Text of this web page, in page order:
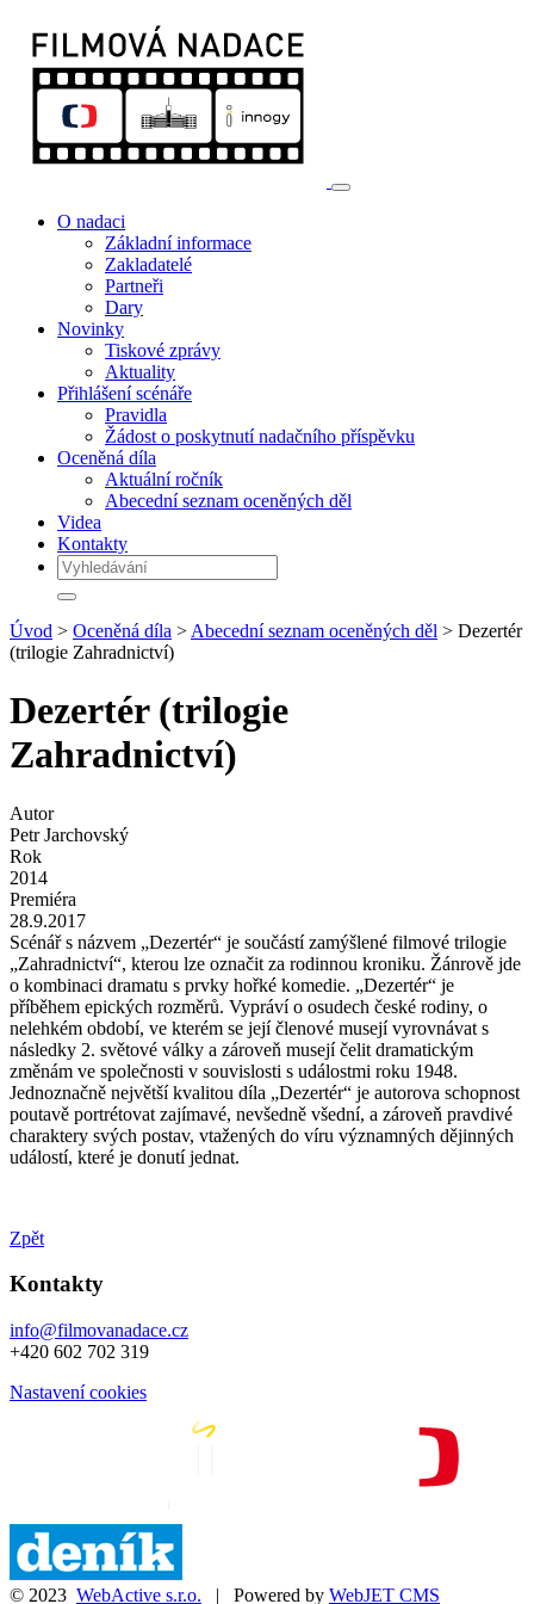
O nadaci
Základní informace
Zakladatelé
Partneři
Dary
Novinky
Tiskové zprávy
Aktuality
Přihlášení scénáře
Pravidla
Žádost o poskytnutí nadačního příspěvku
Oceněná díla
Aktuální ročník
Abecední seznam oceněných děl
Videa
Kontakty
Úvod > Oceněná díla > Abecední seznam oceněných děl > Dezertér
(trilogie Zahradnictví)
Dezertér (trilogie
Zahradnictví)
Autor
Petr Jarchovský
Rok
2014
Premiéra
28.9.2017
Scénář s názvem „Dezertér“ je součástí zamýšlené filmové trilogie
„Zahradnictví“, kterou lze označit za rodinnou kroniku. Žánrově jde
o kombinaci dramatu s prvky hořké komedie. „Dezertér“ je
příběhem epických rozměrů. Vypráví o osudech české rodiny, o
nelehkém období, ve kterém se její členové musejí vyrovnávat s
následky 2. světové války a zároveň musejí čelit dramatickým
změnám ve společnosti v souvislosti s událostmi roku 1948.
Jednoznačně největší kvalitou díla „Dezertér“ je autorova schopnost
poutavě portrétovat zajímavé, nevšedně všední, a zároveň pravdivé
charaktery svých postav, vtažených do víru významných dějinných
událostí, které je donutí jednat.
Zpět
Kontakty
info@filmovanadace.cz
+420 602 702 319
Nastavení cookies
© 2023 WebActive s.r.o. | Powered by WebJET CMS